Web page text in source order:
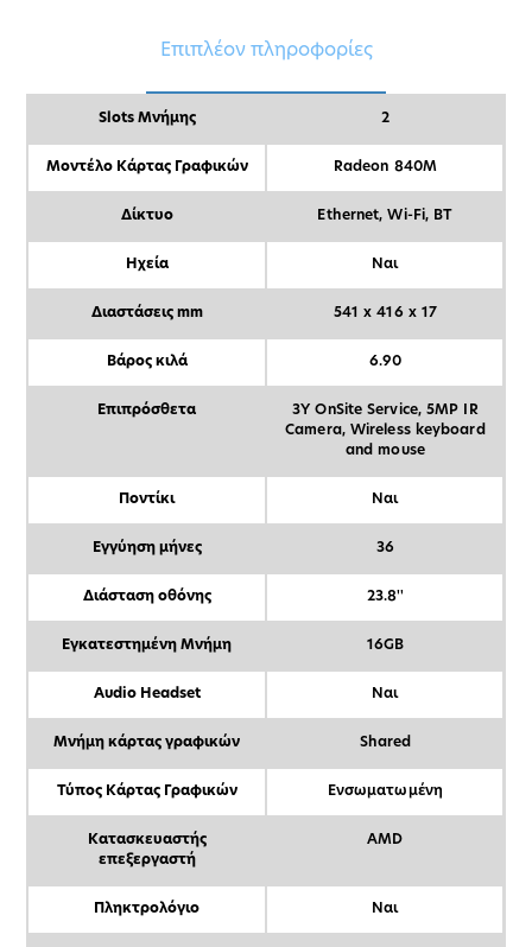
Επιπλέον πληροφορίες
Slots Μνήμης 2
Μοντέλο Κάρτας Γραφικών Radeon 840M
Δίκτυο Ethernet, Wi-Fi, BT
Ηχεία Ναι
Διαστάσεις mm 541 x 416 x 17
Βάρος κιλά 6.90
Επιπρόσθετα
3Y OnSite Service, 5MP IR
Camera, Wireless keyboard
and mouse
Ποντίκι Ναι
Εγγύηση μήνες 36
Διάσταση οθόνης 23.8''
Εγκατεστημένη Μνήμη 16GB
Audio Headset Ναι
Μνήμη κάρτας γραφικών Shared
Τύπος Κάρτας Γραφικών Ενσωματωμένη
Κατασκευαστής
επεξεργαστή
AMD
Πληκτρολόγιο Ναι